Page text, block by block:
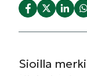
Sioilla